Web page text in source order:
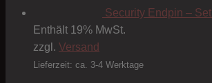
Security Endpin – Set
Enthält 19% MwSt.
zzgl. Versand
Lieferzeit: ca. 3-4 Werktage